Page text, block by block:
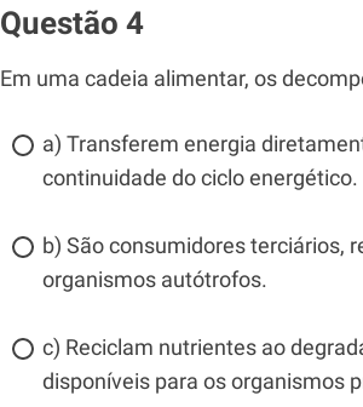
Questão 4
Em uma cadeia alimentar, os
a) Transferem energia
continuidade do ciclo energético.
b) São consumidores terciários,
organismos autótrofos.
c) Reciclam nutrientes ao
disponíveis para os organismos